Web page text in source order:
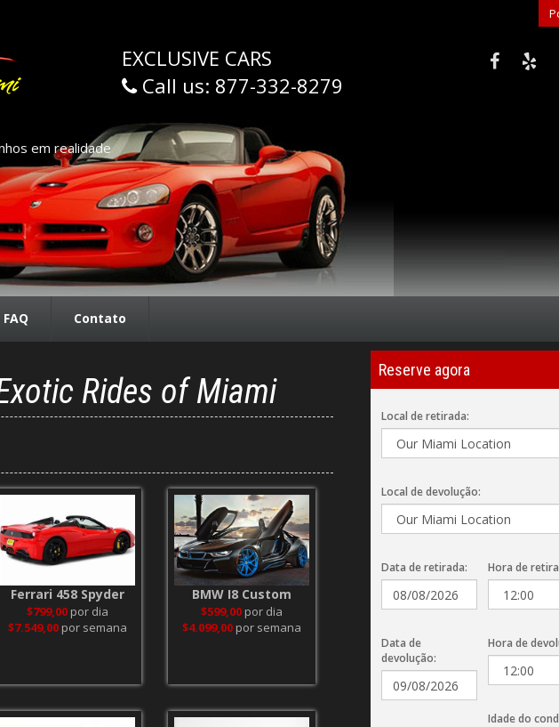
EXCLUSIVE CARS
Call us: 877-332-8279
em realidade
FAQ Contato
Rides of Miami
Ferrari 458 Spyder
$799,00por dia
$7.549,00por semana
BMW I8 Custom
$599,00 por dia
$4.099,00 por semana
Reserve agora
Local de retirada:
Local de devolução:
Data de retirada: Hora de
Data de
devolução:
Hora de
Idade do